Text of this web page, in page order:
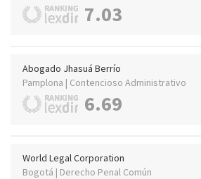
7.03
Abogado Jhasuá Berrío
Pamplona | Contencioso Administrativo
6.69
World Legal Corporation
Bogotá | Derecho Penal Común